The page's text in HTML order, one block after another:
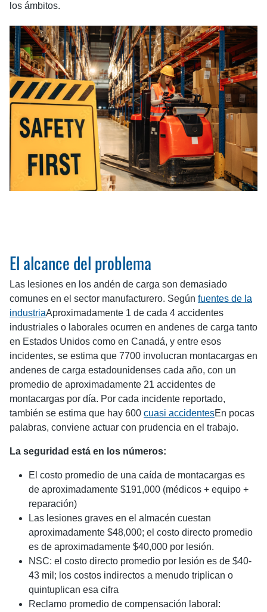
los ámbitos.
El alcance del problema
Las lesiones en los andén de carga son demasiado
comunes en el sector manufacturero. Según fuentes de la
industriaAproximadamente 1 de cada 4 accidentes
industriales o laborales ocurren en andenes de carga tanto
en Estados Unidos como en Canadá, y entre esos
incidentes, se estima que 7700 involucran montacargas en
andenes de carga estadounidenses cada año, con un
promedio de aproximadamente 21 accidentes de
montacargas por día. Por cada incidente reportado,
también se estima que hay 600 cuasi accidentesEn pocas
palabras, conviene actuar con prudencia en el trabajo.
La seguridad está en los números:
El costo promedio de una caída de montacargas es
de aproximadamente $191,000 (médicos + equipo +
reparación)
Las lesiones graves en el almacén cuestan
aproximadamente $48,000; el costo directo promedio
es de aproximadamente $40,000 por lesión.
NSC: el costo directo promedio por lesión es de $40-
43 mil; los costos indirectos a menudo triplican o
quintuplican esa cifra
Reclamo promedio de compensación laboral: